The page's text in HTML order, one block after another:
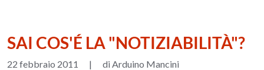
SAI COS'É LA "NOTIZIABILITÀ"?
22 febbraio 2011 |
di Arduino Mancini